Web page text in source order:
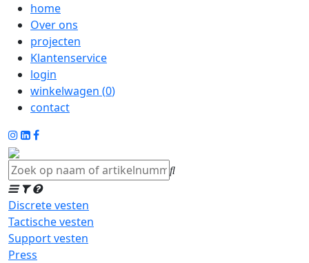
home
Over ons
projecten
Klantenservice
login
winkelwagen (0)
contact
Discrete vesten
Tactische vesten
Support vesten
Press